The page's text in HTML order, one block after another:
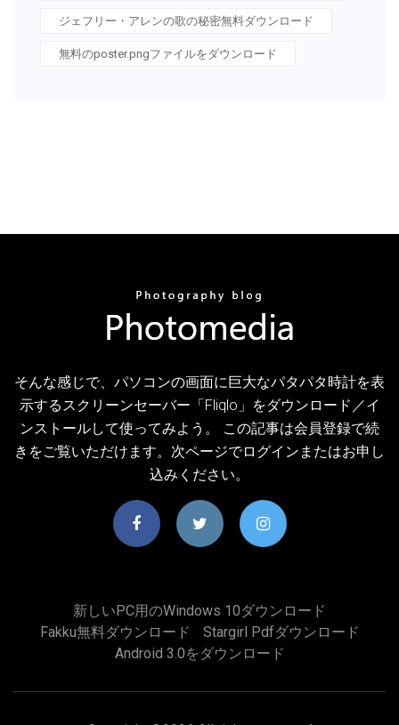
ジェフリー・アレンの歌の秘密無料ダウンロード
無料のposter.pngファイルをダウンロード
そんな感じで、パソコンの画面に巨大なパタパタ時計を表
示するスクリーンセーバー「Fliqlo」をダウンロード／イ
ンストールして使ってみよう。 この記事は会員登録で続
きをご覧いただけます。次ページでログインまたはお申し
込みください。
新しいPC用のWindows 10ダウンロード
Fakku無料ダウンロード
Stargirl Pdfダウンロード
Android 3.0をダウンロード